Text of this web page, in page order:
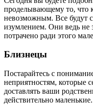
проделывающему то, что
невозможным. Все будут
изумлением. Они ведь не
потрачено ради этого
Близнецы
Постарайтесь с
неприятностям, которые
доставлять ваши
действительно маленькие.